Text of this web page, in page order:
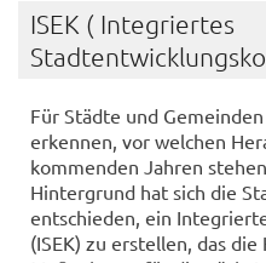
ISEK ( Integriertes
Für Städte und
erkennen, vor welchen
kommenden Jahren
Hintergrund hat sich die
entschieden, ein
(ISEK) zu erstellen, das